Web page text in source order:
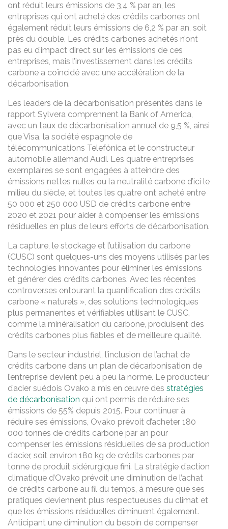
ont réduit leurs émissions de 3,4 % par an, les
entreprises qui ont acheté des crédits carbones ont
également réduit leurs émissions de 6,2 % par an, soit
près du double. Les crédits carbones achetés n’ont
pas eu d’impact direct sur les émissions de ces
entreprises, mais l’investissement dans les crédits
carbone a coïncidé avec une accélération de la
décarbonisation.
Les leaders de la décarbonisation présentés dans le
rapport Sylvera comprennent la Bank of America,
avec un taux de décarbonisation annuel de 9,5 %, ainsi
que Visa, la société espagnole de
télécommunications Telefónica et le constructeur
automobile allemand Audi. Les quatre entreprises
exemplaires se sont engagées à atteindre des
émissions nettes nulles ou la neutralité carbone d’ici le
milieu du siècle, et toutes les quatre ont acheté entre
50 000 et 250 000 USD de crédits carbone entre
2020 et 2021 pour aider à compenser les émissions
résiduelles en plus de leurs efforts de décarbonisation.
La capture, le stockage et l’utilisation du carbone
(CUSC) sont quelques-uns des moyens utilisés par les
technologies innovantes pour éliminer les émissions
et générer des crédits carbones. Avec les récentes
controverses entourant la quantification des crédits
carbone « naturels », des solutions technologiques
plus permanentes et vérifiables utilisant le CUSC,
comme la minéralisation du carbone, produisent des
crédits carbones plus fiables et de meilleure qualité.
Dans le secteur industriel, l’inclusion de l’achat de
crédits carbone dans un plan de décarbonisation de
l’entreprise devient peu à peu la norme. Le producteur
d’acier suédois Ovako a mis en œuvre des stratégies
de décarbonisation qui ont permis de réduire ses
émissions de 55% depuis 2015. Pour continuer à
réduire ses émissions, Ovako prévoit d’acheter 180
000 tonnes de crédits carbone par an pour
compenser les émissions résiduelles de sa production
d’acier, soit environ 180 kg de crédits carbones par
tonne de produit sidérurgique fini. La stratégie d’action
climatique d’Ovako prévoit une diminution de l’achat
de crédits carbone au fil du temps, à mesure que ses
pratiques deviennent plus respectueuses du climat et
que les émissions résiduelles diminuent également.
Anticipant une diminution du besoin de compenser